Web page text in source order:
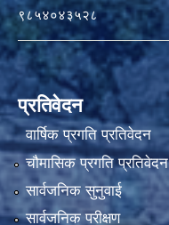
९८५४०४३५२८
प्रतिवेदन
वार्षिक प्रगति प्रतिवेदन
चौमासिक प्रगति प्रतिवेदन
सार्वजनिक सुनुवाई
सार्वजनिक परीक्षण